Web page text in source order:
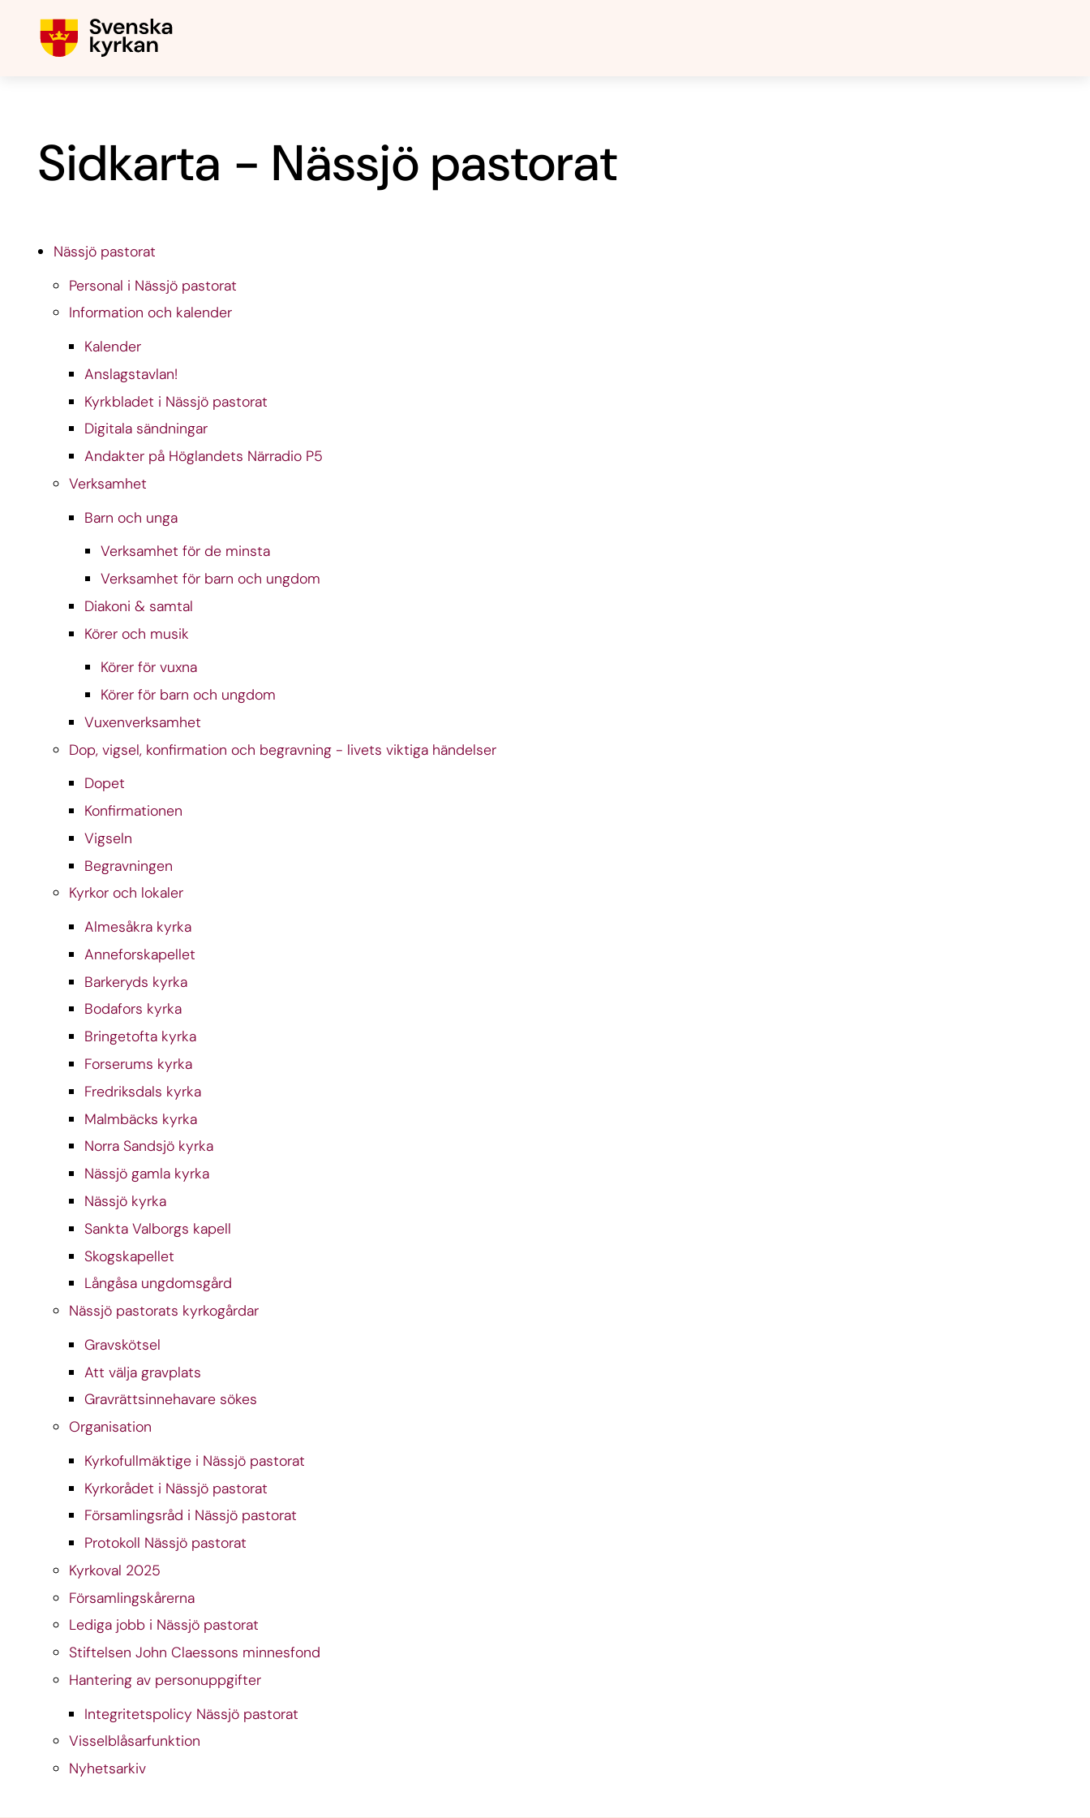
Sidkarta - Nässjö pastorat
Nässjö pastorat
Personal i Nässjö pastorat
Information och kalender
Kalender
Anslagstavlan!
Kyrkbladet i Nässjö pastorat
Digitala sändningar
Andakter på Höglandets Närradio P5
Verksamhet
Barn och unga
Verksamhet för de minsta
Verksamhet för barn och ungdom
Diakoni & samtal
Körer och musik
Körer för vuxna
Körer för barn och ungdom
Vuxenverksamhet
Dop, vigsel, konfirmation och begravning - livets viktiga händelser
Dopet
Konfirmationen
Vigseln
Begravningen
Kyrkor och lokaler
Almesåkra kyrka
Anneforskapellet
Barkeryds kyrka
Bodafors kyrka
Bringetofta kyrka
Forserums kyrka
Fredriksdals kyrka
Malmbäcks kyrka
Norra Sandsjö kyrka
Nässjö gamla kyrka
Nässjö kyrka
Sankta Valborgs kapell
Skogskapellet
Långåsa ungdomsgård
Nässjö pastorats kyrkogårdar
Gravskötsel
Att välja gravplats
Gravrättsinnehavare sökes
Organisation
Kyrkofullmäktige i Nässjö pastorat
Kyrkorådet i Nässjö pastorat
Församlingsråd i Nässjö pastorat
Protokoll Nässjö pastorat
Kyrkoval 2025
Församlingskårerna
Lediga jobb i Nässjö pastorat
Stiftelsen John Claessons minnesfond
Hantering av personuppgifter
Integritetspolicy Nässjö pastorat
Visselblåsarfunktion
Nyhetsarkiv